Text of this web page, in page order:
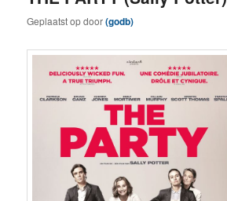
Geplaatst opdoor(godb)